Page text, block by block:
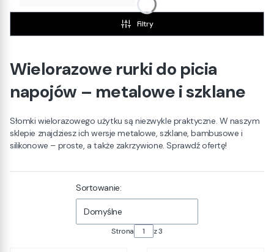
Filtry
Wielorazowe rurki do picia
napojów – metalowe i szklane
Słomki wielorazowego użytku są niezwykle praktyczne. W naszym
sklepie znajdziesz ich wersje metalowe, szklane, bambusowe i
silikonowe – proste, a także zakrzywione. Sprawdź ofertę!
Lista produktów
Sortowanie:
Domyślne
Strona z 3